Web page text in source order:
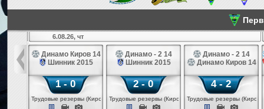
14
6.08.26, чт
Динамо Киров 14
Шинник 2015
1 - 0
Трудовые резервы (Киров)
Динамо - 2 14
Шинник 2015
2 - 0
Трудовые резервы (Киров)
Динамо - 2 14
Динамо Киров 14
4 - 2
Трудовые резервы (Киров)